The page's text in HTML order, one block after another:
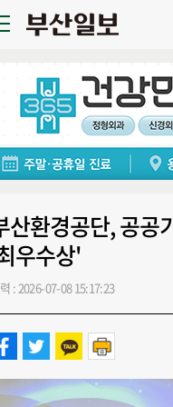
산환경공단, 공공
우수상'
: 2026-07-08 15:17:23